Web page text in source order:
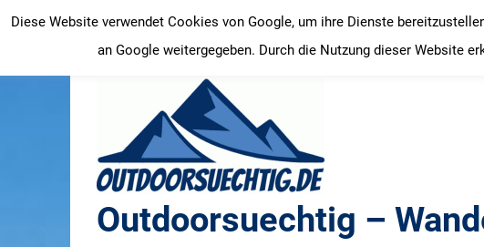
Inhalt
springen
Outdoorsuechtig –
Diese Website verwendet Cookies von Google, um ihre Dienste
an Google weitergegeben. Durch die Nutzung dieser Website